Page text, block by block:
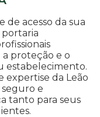
de acesso da sua
portaria
proteção e o
estabelecimento.
expertise da Leão
e
tanto para seus